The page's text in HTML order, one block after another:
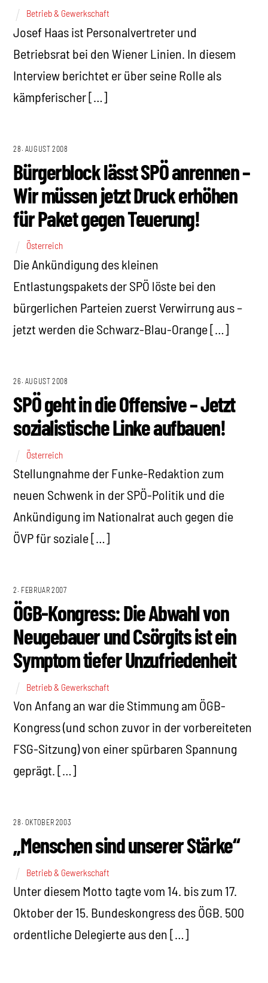
Betrieb & Gewerkschaft
Josef Haas ist Personalvertreter und
Betriebsrat bei den Wiener Linien. In diesem
Interview berichtet er über seine Rolle als
kämpferischer […]
28. AUGUST 2008
Bürgerblock lässt SPÖ anrennen –
Wir müssen jetzt Druck erhöhen
für Paket gegen Teuerung!
Österreich
Die Ankündigung des kleinen
Entlastungspakets der SPÖ löste bei den
bürgerlichen Parteien zuerst Verwirrung aus –
jetzt werden die Schwarz-Blau-Orange […]
26. AUGUST 2008
SPÖ geht in die Offensive – Jetzt
sozialistische Linke aufbauen!
Österreich
Stellungnahme der Funke-Redaktion zum
neuen Schwenk in der SPÖ-Politik und die
Ankündigung im Nationalrat auch gegen die
ÖVP für soziale […]
2. FEBRUAR 2007
ÖGB-Kongress: Die Abwahl von
Neugebauer und Csörgits ist ein
Symptom tiefer Unzufriedenheit
Betrieb & Gewerkschaft
Von Anfang an war die Stimmung am ÖGB-
Kongress (und schon zuvor in der vorbereiteten
FSG-Sitzung) von einer spürbaren Spannung
geprägt. […]
28. OKTOBER 2003
„Menschen sind unserer Stärke“
Betrieb & Gewerkschaft
Unter diesem Motto tagte vom 14. bis zum 17.
Oktober der 15. Bundeskongress des ÖGB. 500
ordentliche Delegierte aus den […]